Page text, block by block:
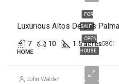
FOR
SALE
OPEN
HOUSE
Luxurious Altos De Las
7 10 1.5 acres5801
HOME
John Walden